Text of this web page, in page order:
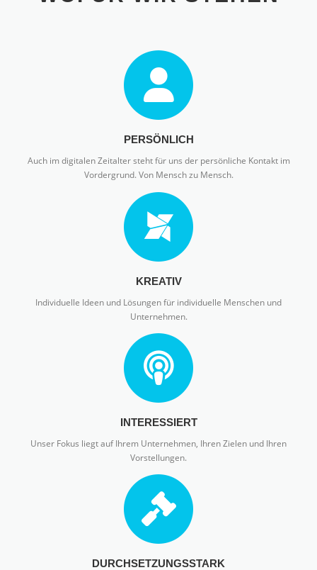
PERSÖNLICH
Auch im digitalen Zeitalter steht für uns der persönliche Kontakt im
Vordergrund. Von Mensch zu Mensch.
KREATIV
Individuelle Ideen und Lösungen für individuelle Menschen und
Unternehmen.
INTERESSIERT
Unser Fokus liegt auf Ihrem Unternehmen, Ihren Zielen und Ihren
Vorstellungen.
DURCHSETZUNGSSTARK